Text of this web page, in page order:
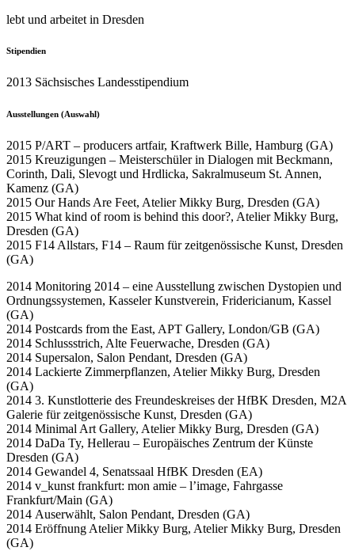
lebt und arbeitet in Dresden
Stipendien
2013 Sächsisches Landesstipendium
Ausstellungen (Auswahl)
2015 P/ART – producers artfair, Kraftwerk Bille, Hamburg (GA)
2015 Kreuzigungen – Meisterschüler in Dialogen mit Beckmann,
Corinth, Dali, Slevogt und Hrdlicka, Sakralmuseum St. Annen,
Kamenz (GA)
2015 Our Hands Are Feet, Atelier Mikky Burg, Dresden (GA)
2015 What kind of room is behind this door?, Atelier Mikky Burg,
Dresden (GA)
2015 F14 Allstars, F14 – Raum für zeitgenössische Kunst, Dresden
(GA)
2014 Monitoring 2014 – eine Ausstellung zwischen Dystopien und
Ordnungssystemen, Kasseler Kunstverein, Fridericianum, Kassel
(GA)
2014 Postcards from the East, APT Gallery, London/GB (GA)
2014 Schlussstrich, Alte Feuerwache, Dresden (GA)
2014 Supersalon, Salon Pendant, Dresden (GA)
2014 Lackierte Zimmerpflanzen, Atelier Mikky Burg, Dresden
(GA)
2014 3. Kunstlotterie des Freundeskreises der HfBK Dresden, M2A
Galerie für zeitgenössische Kunst, Dresden (GA)
2014 Minimal Art Gallery, Atelier Mikky Burg, Dresden (GA)
2014 DaDa Ty, Hellerau – Europäisches Zentrum der Künste
Dresden (GA)
2014 Gewandel 4, Senatssaal HfBK Dresden (EA)
2014 v_kunst frankfurt: mon amie – l’image, Fahrgasse
Frankfurt/Main (GA)
2014 Auserwählt, Salon Pendant, Dresden (GA)
2014 Eröffnung Atelier Mikky Burg, Atelier Mikky Burg, Dresden
(GA)